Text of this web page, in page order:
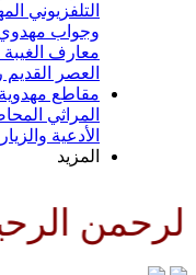
التلفزيوني
وجواب
معارف الغيبة
العصر القديم
مقاطع مهدوية
المراثي
الأدعية
المزيد